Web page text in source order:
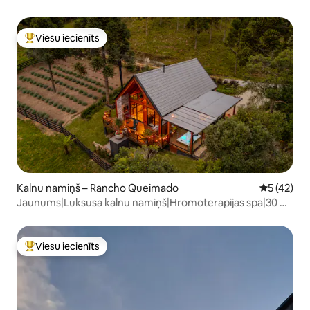
Populārs viesu iecienīts mājoklis
Viesu iecienīts
Kalnu namiņš – Rancho Queimado Vidējais
5 (42)
Jaunums|Luksusa kalnu namiņš|Hromoterapijas spa|30 m
Populārs viesu iecienīts mājoklis
Viesu iecienīts